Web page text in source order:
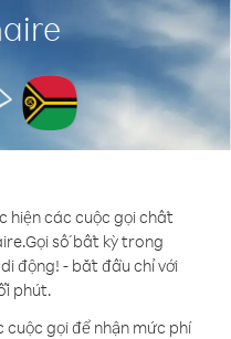
hiện các cuộc gọi chất
Gọi số bất kỳ trong
động! - bắt đầu chỉ với
phút.
gọi để nhận mức phí